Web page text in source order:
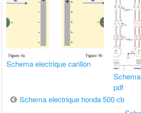
Schema electrique carillon
pdf
Navigation
Schema electrique honda 500 cb